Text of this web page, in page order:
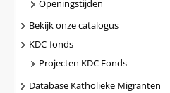
Openingstijden
Bekijk onze catalogus
KDC-fonds
Projecten KDC Fonds
Database Katholieke Migranten